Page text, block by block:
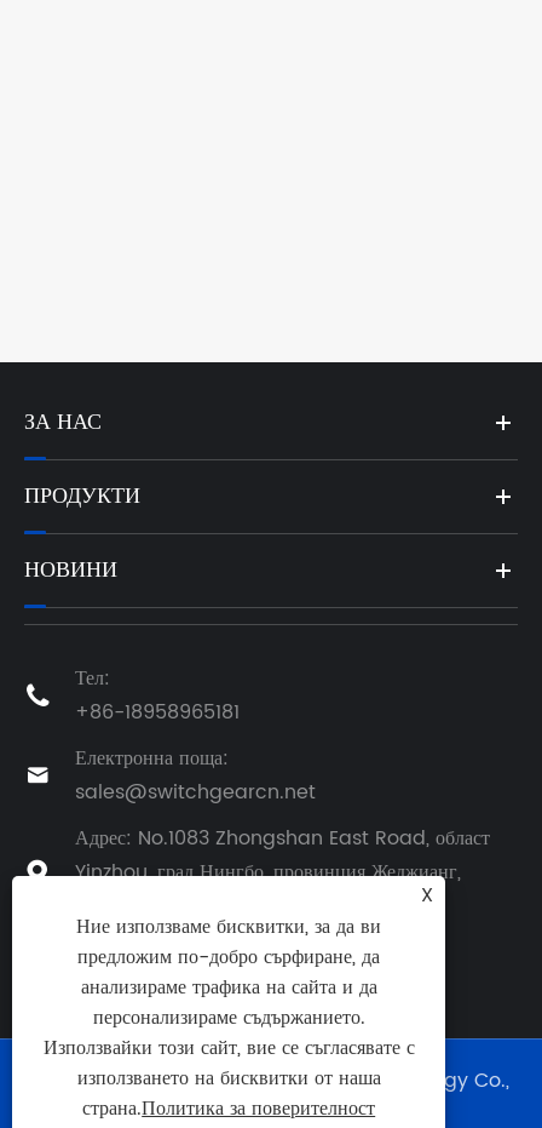
ЗА НАС
ПРОДУКТИ
НОВИНИ

Тел:
+86-18958965181

Електронна поща:
sales@switchgearcn.net

Адрес: No.1083 Zhongshan East Road, област
Yinzhou, град Нингбо, провинция Жеджианг,
Copyright © 2024 Ningbo Richge Technology Co.,
Ltd. Всички права запазени.
X
Ние използваме бисквитки, за да ви
предложим по-добро сърфиране, да
анализираме трафика на сайта и да
персонализираме съдържанието.
Използвайки този сайт, вие се съгласявате с
използването на бисквитки от наша
страна.Политика за поверителност